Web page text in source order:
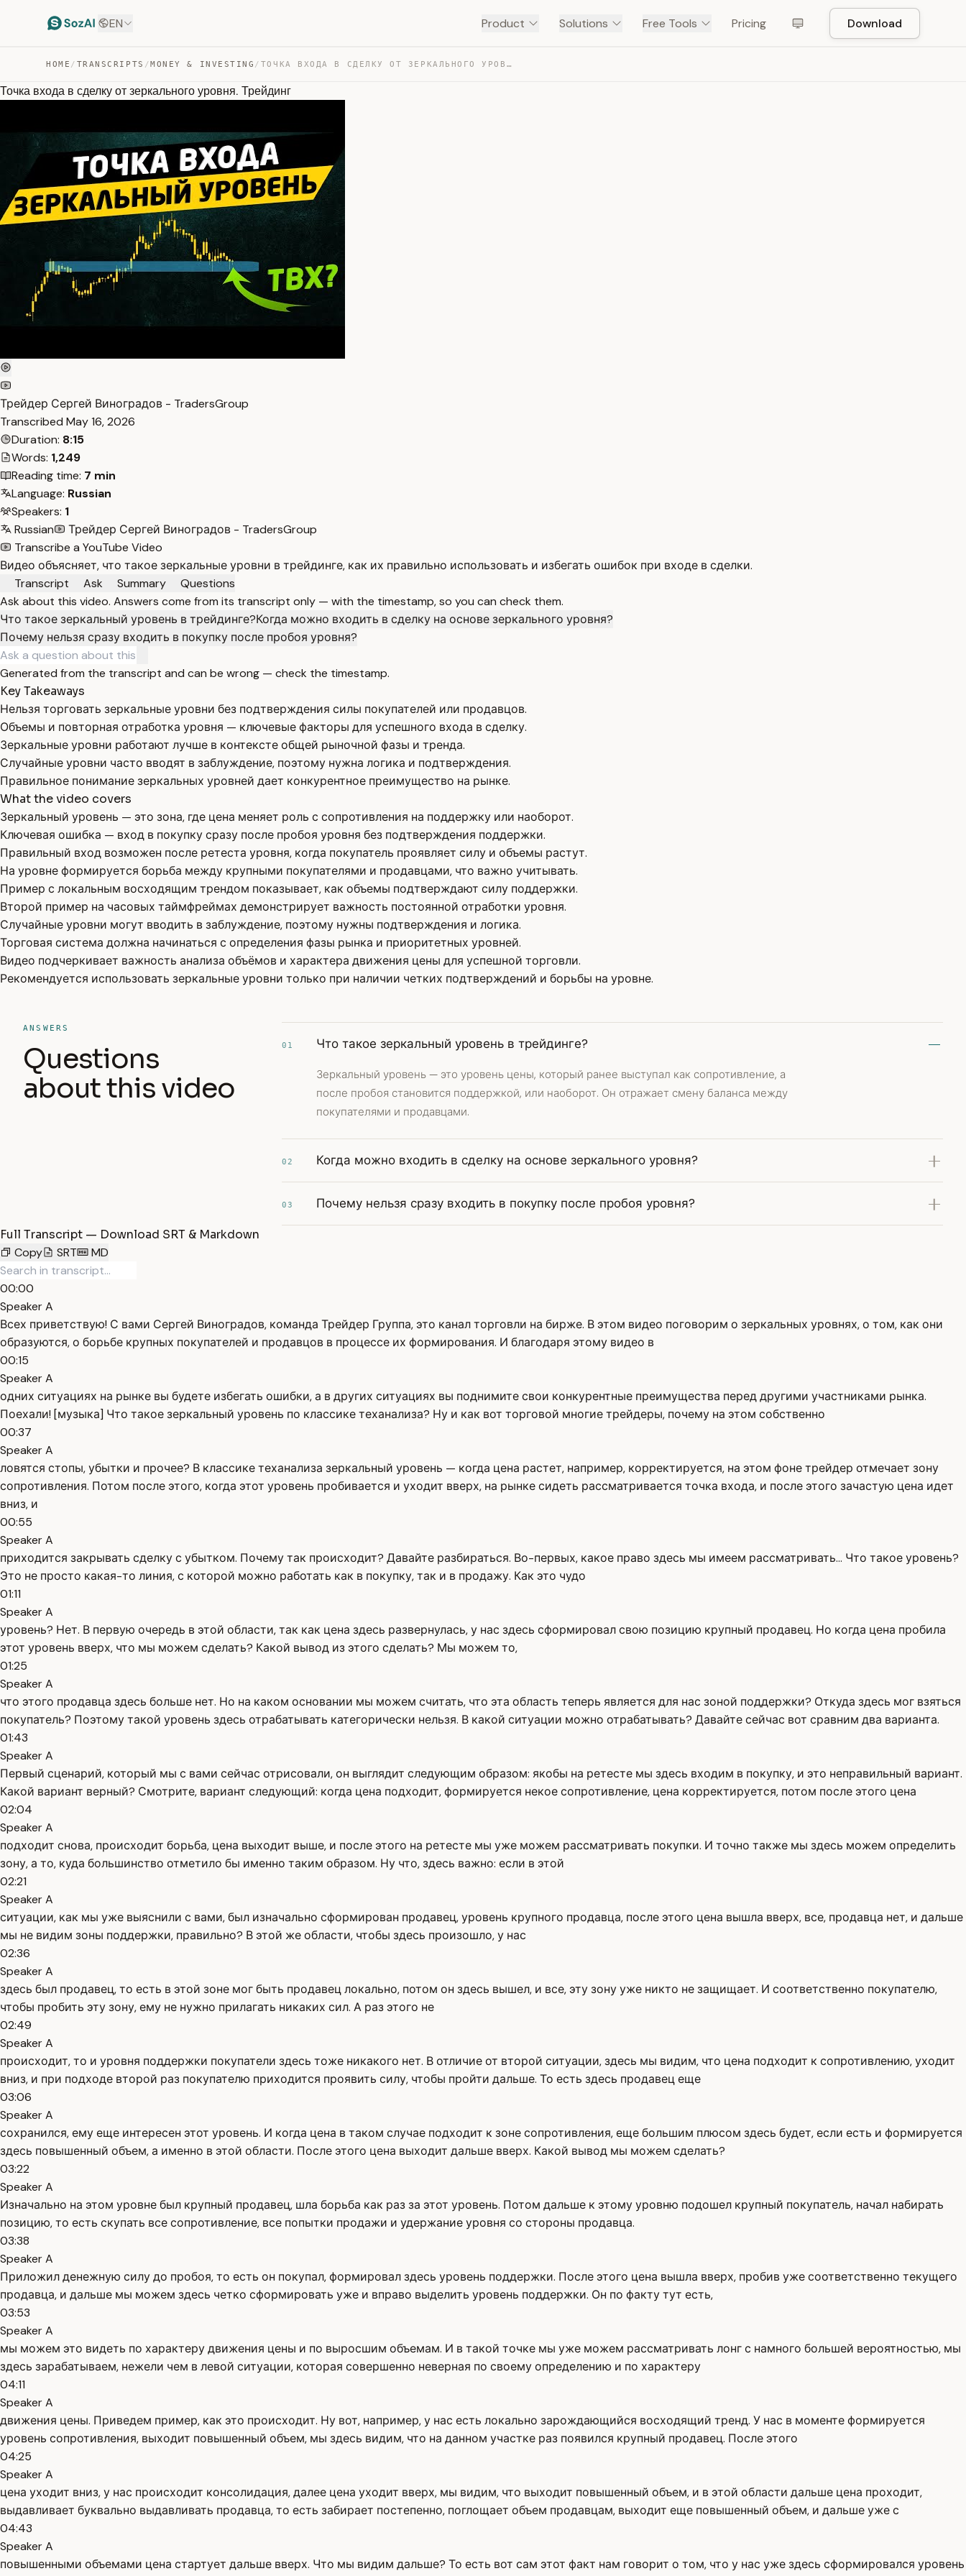
EN Product Solutions Free Tools Pricing Download
HOME / TRANSCRIPTS /MONEY & INVESTING / ТОЧКА ВХОДА В СДЕЛКУ ОТ ЗЕРКАЛЬНОГО УРОВНЯ. ТРЕЙДИНГ — TRANSCRIPT
Точка входа в сделку от зеркального уровня. Трейдинг
Трейдер Сергей Виноградов - TradersGroup
Transcribed May 16, 2026
Duration: 8:15
Words: 1,249
Reading time: 7 min
Language: Russian
Speakers: 1
Russian
Трейдер Сергей Виноградов - TradersGroup
Transcribe a YouTube Video
Видео объясняет, что такое зеркальные уровни в трейдинге, как их правильно использовать и избегать ошибок при входе в сделки.
Transcript
Ask Summary
Questions
Ask about this video. Answers come from its transcript only — with the timestamp, so you can check them.
Что такое зеркальный уровень в трейдинге?Когда можно входить в сделку на основе зеркального уровня?
Почему нельзя сразу входить в покупку после пробоя уровня?
Generated from the transcript and can be wrong — check the timestamp.
Key Takeaways
Нельзя торговать зеркальные уровни без подтверждения силы покупателей или продавцов.
Объемы и повторная отработка уровня — ключевые факторы для успешного входа в сделку.
Зеркальные уровни работают лучше в контексте общей рыночной фазы и тренда.
Случайные уровни часто вводят в заблуждение, поэтому нужна логика и подтверждения.
Правильное понимание зеркальных уровней дает конкурентное преимущество на рынке.
What the video covers
Зеркальный уровень — это зона, где цена меняет роль с сопротивления на поддержку или наоборот.
Ключевая ошибка — вход в покупку сразу после пробоя уровня без подтверждения поддержки.
Правильный вход возможен после ретеста уровня, когда покупатель проявляет силу и объемы растут.
На уровне формируется борьба между крупными покупателями и продавцами, что важно учитывать.
Пример с локальным восходящим трендом показывает, как объемы подтверждают силу поддержки.
Второй пример на часовых таймфреймах демонстрирует важность постоянной отработки уровня.
Случайные уровни могут вводить в заблуждение, поэтому нужны подтверждения и логика.
Торговая система должна начинаться с определения фазы рынка и приоритетных уровней.
Видео подчеркивает важность анализа объёмов и характера движения цены для успешной торговли.
Рекомендуется использовать зеркальные уровни только при наличии четких подтверждений и борьбы на уровне.
ANSWERS
Questions
about this video
01 Что такое зеркальный уровень в трейдинге?
Зеркальный уровень — это уровень цены, который ранее выступал как сопротивление, а
после пробоя становится поддержкой, или наоборот. Он отражает смену баланса между
покупателями и продавцами.
02 Когда можно входить в сделку на основе зеркального уровня?
03 Почему нельзя сразу входить в покупку после пробоя уровня?
Full Transcript — Download SRT & Markdown
Copy
SRT MD
00:00
Speaker A
Всех приветствую! С вами Сергей Виноградов, команда Трейдер Группа, это канал торговли на бирже. В этом видео поговорим о зеркальных уровнях, о том, как они
образуются, о борьбе крупных покупателей и продавцов в процессе их формирования. И благодаря этому видео в
00:15
Speaker A
одних ситуациях на рынке вы будете избегать ошибки, а в других ситуациях вы поднимите свои конкурентные преимущества перед другими участниками рынка.
Поехали! [музыка] Что такое зеркальный уровень по классике теханализа? Ну и как вот торговой многие трейдеры, почему на этом собственно
00:37
Speaker A
ловятся стопы, убытки и прочее? В классике теханализа зеркальный уровень — когда цена растет, например, корректируется, на этом фоне трейдер отмечает зону
сопротивления. Потом после этого, когда этот уровень пробивается и уходит вверх, на рынке сидеть рассматривается точка входа, и после этого зачастую цена идет
вниз, и
00:55
Speaker A
приходится закрывать сделку с убытком. Почему так происходит? Давайте разбираться. Во-первых, какое право здесь мы имеем рассматривать... Что такое уровень?
Это не просто какая-то линия, с которой можно работать как в покупку, так и в продажу. Как это чудо
01:11
Speaker A
уровень? Нет. В первую очередь в этой области, так как цена здесь развернулась, у нас здесь сформировал свою позицию крупный продавец. Но когда цена пробила
этот уровень вверх, что мы можем сделать? Какой вывод из этого сделать? Мы можем то,
01:25
Speaker A
что этого продавца здесь больше нет. Но на каком основании мы можем считать, что эта область теперь является для нас зоной поддержки? Откуда здесь мог взяться
покупатель? Поэтому такой уровень здесь отрабатывать категорически нельзя. В какой ситуации можно отрабатывать? Давайте сейчас вот сравним два варианта.
01:43
Speaker A
Первый сценарий, который мы с вами сейчас отрисовали, он выглядит следующим образом: якобы на ретесте мы здесь входим в покупку, и это неправильный вариант.
Какой вариант верный? Смотрите, вариант следующий: когда цена подходит, формируется некое сопротивление, цена корректируется, потом после этого цена
02:04
Speaker A
подходит снова, происходит борьба, цена выходит выше, и после этого на ретесте мы уже можем рассматривать покупки. И точно также мы здесь можем определить
зону, а то, куда большинство отметило бы именно таким образом. Ну что, здесь важно: если в этой
02:21
Speaker A
ситуации, как мы уже выяснили с вами, был изначально сформирован продавец, уровень крупного продавца, после этого цена вышла вверх, все, продавца нет, и дальше
мы не видим зоны поддержки, правильно? В этой же области, чтобы здесь произошло, у нас
02:36
Speaker A
здесь был продавец, то есть в этой зоне мог быть продавец локально, потом он здесь вышел, и все, эту зону уже никто не защищает. И соответственно покупателю,
чтобы пробить эту зону, ему не нужно прилагать никаких сил. А раз этого не
02:49
Speaker A
происходит, то и уровня поддержки покупатели здесь тоже никакого нет. В отличие от второй ситуации, здесь мы видим, что цена подходит к сопротивлению, уходит
вниз, и при подходе второй раз покупателю приходится проявить силу, чтобы пройти дальше. То есть здесь продавец еще
03:06
Speaker A
сохранился, ему еще интересен этот уровень. И когда цена в таком случае подходит к зоне сопротивления, еще большим плюсом здесь будет, если есть и формируется
здесь повышенный объем, а именно в этой области. После этого цена выходит дальше вверх. Какой вывод мы можем сделать?
03:22
Speaker A
Изначально на этом уровне был крупный продавец, шла борьба как раз за этот уровень. Потом дальше к этому уровню подошел крупный покупатель, начал набирать
позицию, то есть скупать все сопротивление, все попытки продажи и удержание уровня со стороны продавца.
03:38
Speaker A
Приложил денежную силу до пробоя, то есть он покупал, формировал здесь уровень поддержки. После этого цена вышла вверх, пробив уже соответственно текущего
продавца, и дальше мы можем здесь четко сформировать уже и вправо выделить уровень поддержки. Он по факту тут есть,
03:53
Speaker A
мы можем это видеть по характеру движения цены и по выросшим объемам. И в такой точке мы уже можем рассматривать лонг с намного большей вероятностью, мы
здесь зарабатываем, нежели чем в левой ситуации, которая совершенно неверная по своему определению и по характеру
04:11
Speaker A
движения цены. Приведем пример, как это происходит. Ну вот, например, у нас есть локально зарождающийся восходящий тренд. У нас в моменте формируется
уровень сопротивления, выходит повышенный объем, мы здесь видим, что на данном участке раз появился крупный продавец. После этого
04:25
Speaker A
цена уходит вниз, у нас происходит консолидация, далее цена уходит вверх, мы видим, что выходит повышенный объем, и в этой области дальше цена проходит,
выдавливает буквально выдавливать продавца, то есть забирает постепенно, поглощает объем продавцам, выходит еще повышенный объем, и дальше уже с
04:43
Speaker A
повышенными объемами цена стартует дальше вверх. Что мы видим дальше? То есть вот сам этот факт нам говорит о том, что у нас уже здесь сформировался уровень